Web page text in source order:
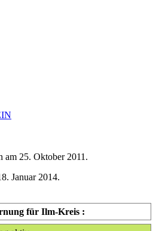
am 25. Oktober 2011 .
Januar 2014.
für Ilm-Kreis :